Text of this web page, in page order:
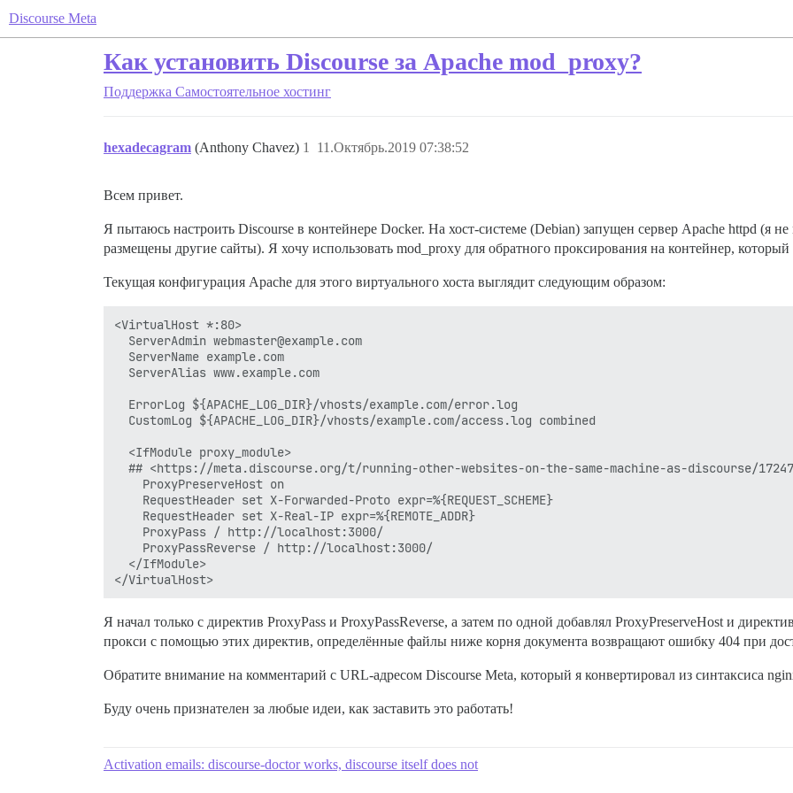
Discourse Meta
Как установить Discourse за Apache mod_proxy?
Поддержка Самостоятельное хостинг
hexadecagram (Anthony Chavez) 11.Октябрь.2019 07:38:52
1
Всем привет.
Я пытаюсь настроить Discourse в контейнере Docker. На хост-системе (Debian) запущен сервер Apache httpd (я
размещены другие сайты). Я хочу использовать mod_proxy для обратного проксирования на контейнер,
Текущая конфигурация Apache для этого виртуального хоста выглядит следующим образом:
<VirtualHost *:80>
  ServerAdmin webmaster@example.com
  ServerName example.com
  ServerAlias www.example.com
  ErrorLog ${APACHE_LOG_DIR}/vhosts/example.com/error.log
  CustomLog ${APACHE_LOG_DIR}/vhosts/example.com/access.log combined
  <IfModule proxy_module>
## <https://meta.discourse.org/t/running-other-websites-on-the-same-machine-as-discourse/
    ProxyPreserveHost on
    RequestHeader set X-Forwarded-Proto expr=%{REQUEST_SCHEME}
    RequestHeader set X-Real-IP expr=%{REMOTE_ADDR}
    ProxyPass / http://localhost:3000/
    ProxyPassReverse / http://localhost:3000/
  </IfModule>
Я начал только с директив ProxyPass и ProxyPassReverse, а затем по одной добавлял ProxyPreserveHost и
прокси с помощью этих директив, определённые файлы ниже корня документа возвращают ошибку 404 при
Обратите внимание на комментарий с URL-адресом Discourse Meta, который я конвертировал из синтаксиса
Буду очень признателен за любые идеи, как заставить это работать!
Activation emails: discourse-doctor works, discourse itself does not